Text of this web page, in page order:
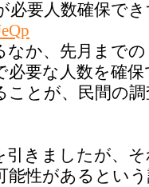
必要人数確保
なか、先月まで
必要な人数を確
ことが、民間の
きましたが、そ
能性があるとい